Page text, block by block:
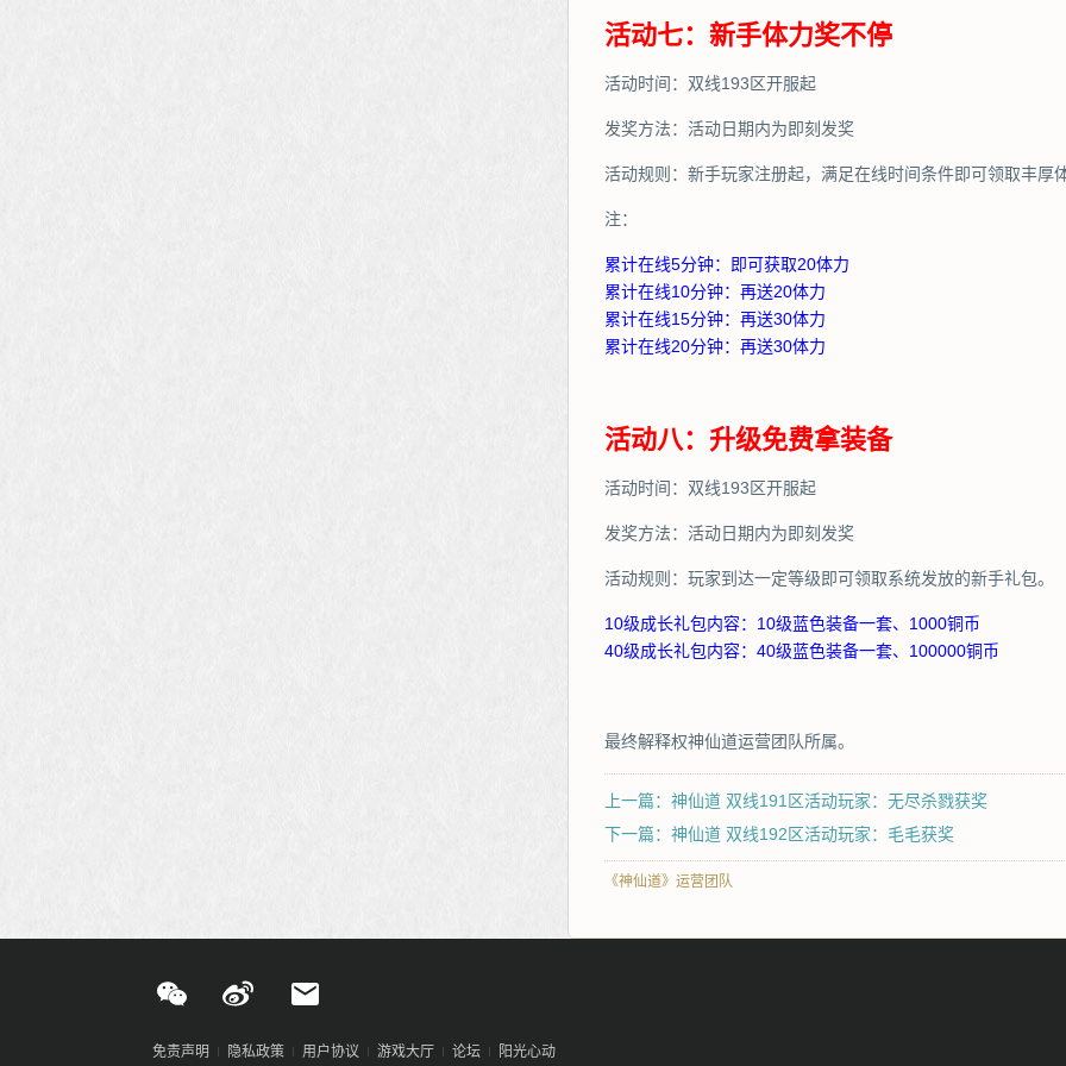
活动七：新手体力奖不停
活动时间：双线193区开服起
发奖方法：活动日期内为即刻发奖
活动规则：新手玩家注册起，满足在线时间条件即可领取丰厚
注：
累计在线5分钟：即可获取20体力
累计在线10分钟：再送20体力
累计在线15分钟：再送30体力
累计在线20分钟：再送30体力
活动八：升级免费拿装备
活动时间：双线193区开服起
发奖方法：活动日期内为即刻发奖
活动规则：玩家到达一定等级即可领取系统发放的新手礼包。
10级成长礼包内容：10级蓝色装备一套、1000铜币
40级成长礼包内容：40级蓝色装备一套、100000铜币
最终解释权神仙道运营团队所属。
上一篇：神仙道 双线191区活动玩家：无尽杀戮获奖
下一篇：神仙道 双线192区活动玩家：毛毛获奖
《神仙道》运营团队
免责声明 隐私政策 用户协议 游戏大厅 论坛 阳光心动